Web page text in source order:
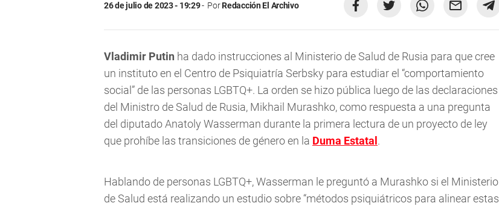
26 de julio de 2023 - 19:29 PorRedacción El Archivo
Vladimir Putin ha dado instrucciones al Ministerio de Salud de Rusia para que cree
un instituto en el Centro de Psiquiatría Serbsky para estudiar el “comportamiento
social” de las personas LGBTQ+. La orden se hizo pública luego de las declaraciones
del Ministro de Salud de Rusia, Mikhail Murashko, como respuesta a una pregunta
del diputado Anatoly Wasserman durante la primera lectura de un proyecto de ley
que prohíbe las transiciones de género en la Duma Estatal .
Hablando de personas LGBTQ+, Wasserman le preguntó a Murashko si el Ministerio
de Salud está realizando un estudio sobre “métodos psiquiátricos para alinear estas